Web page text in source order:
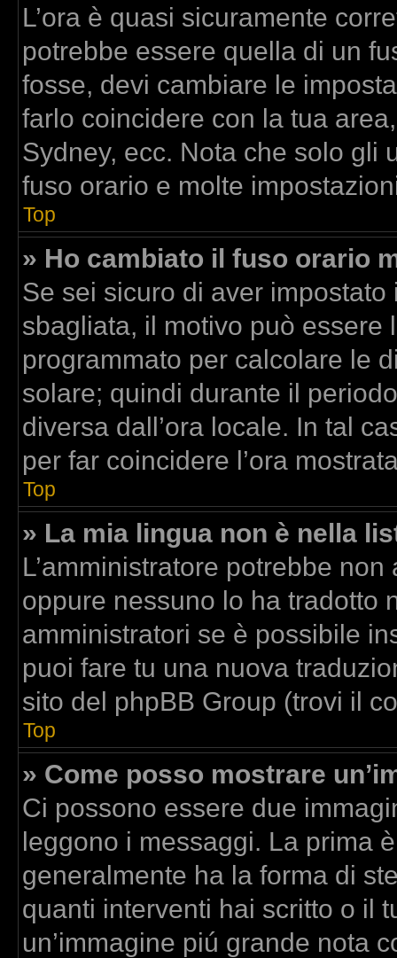
L’ora è quasi sicuramente
potrebbe essere quella di un
fosse, devi cambiare le
farlo coincidere con la tua
Sydney, ecc. Nota che solo gli
fuso orario e molte
Top
» Ho cambiato il fuso orario
Se sei sicuro di aver
sbagliata, il motivo può essere
programmato per calcolare le
solare; quindi durante il
diversa dall’ora locale. In tal
per far coincidere l’ora
Top
» La mia lingua non è nella
L’amministratore potrebbe
oppure nessuno lo ha tradotto
amministratori se è possibile
puoi fare tu una nuova
sito del phpBB Group (trovi il
Top
» Come posso mostrare
Ci possono essere due
leggono i messaggi. La prima
generalmente ha la forma di
quanti interventi hai scritto o il
un’immagine piú grande nota